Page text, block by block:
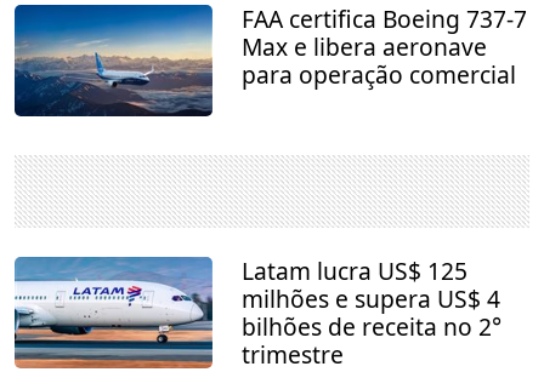
FAA certifica Boeing 737-7
Max e libera aeronave
para operação comercial
Latam lucra US$ 125
milhões e supera US$ 4
bilhões de receita no 2°
trimestre